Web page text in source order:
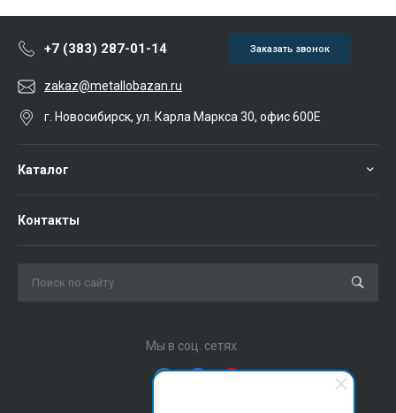
+7 (383) 287-01-14 Заказать звонок
zakaz@metallobazan.ru
г. Новосибирск, ул. Карла Маркса 30, офис 600Е
Каталог
Контакты
Мы в соц. сетях